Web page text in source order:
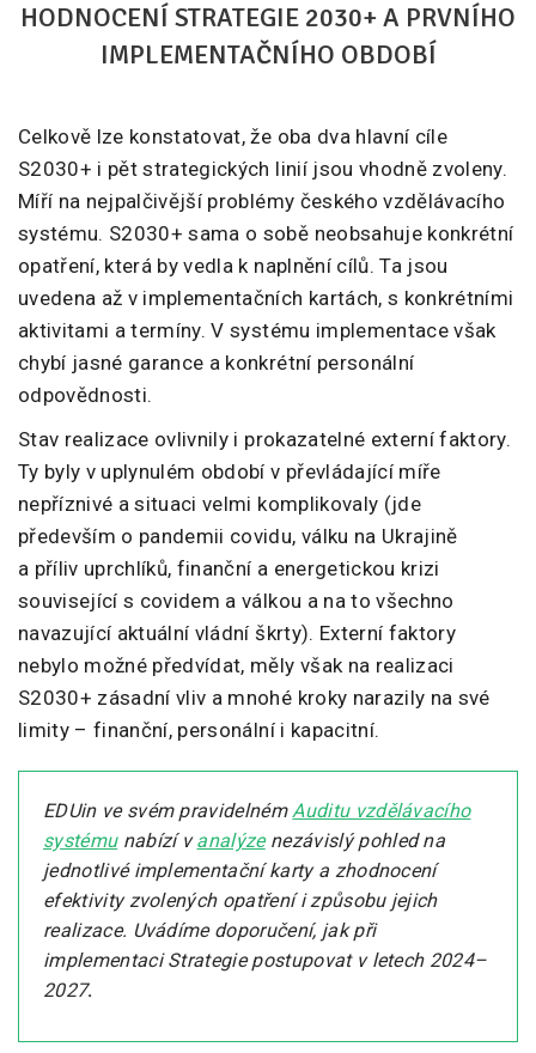
HODNOCENÍ STRATEGIE 2030+ A PRVNÍHO
IMPLEMENTAČNÍHO OBDOBÍ
Celkově lze konstatovat, že oba dva hlavní cíle
S2030+ i pět strategických linií jsou vhodně zvoleny.
Míří na nejpalčivější problémy českého vzdělávacího
systému. S2030+ sama o sobě neobsahuje konkrétní
opatření, která by vedla k naplnění cílů. Ta jsou
uvedena až v implementačních kartách, s konkrétními
aktivitami a termíny. V systému implementace však
chybí jasné garance a konkrétní personální
odpovědnosti.
Stav realizace ovlivnily i prokazatelné externí faktory.
Ty byly v uplynulém období v převládající míře
nepříznivé a situaci velmi komplikovaly (jde
především o pandemii covidu, válku na Ukrajině
a příliv uprchlíků, finanční a energetickou krizi
související s covidem a válkou a na to všechno
navazující aktuální vládní škrty). Externí faktory
nebylo možné předvídat, měly však na realizaci
S2030+ zásadní vliv a mnohé kroky narazily na své
limity – finanční, personální i kapacitní.
EDUin ve svém pravidelnémAuditu vzdělávacího
systému nabízí vanalýzenezávislý pohled na
jednotlivé implementační karty a zhodnocení
efektivity zvolených opatření i způsobu jejich
realizace. Uvádíme doporučení, jak při
implementaci Strategie postupovat v letech 2024–
2027.